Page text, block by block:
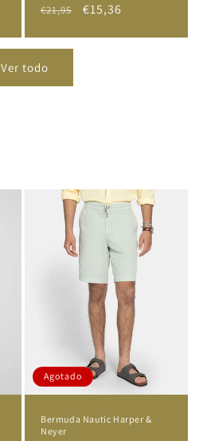
Precio
€21,95
Precio
€15,36
Ver todo
Agotado
Bermuda Nautic Harper &
Neyer